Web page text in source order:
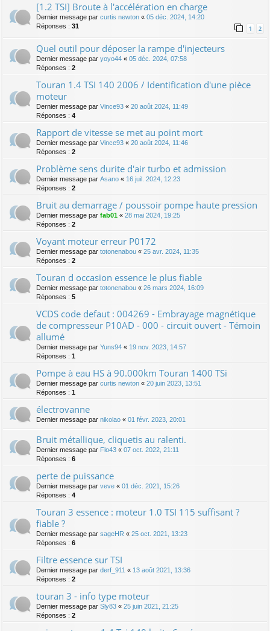
[1.2 TSI] Broute à l'accélération en charge
Dernier message par curtis newton « 05 déc. 2024, 14:20
Réponses : 31 1 2
Quel outil pour déposer la rampe d'injecteurs
Dernier message par yoyo44 « 05 déc. 2024, 07:58
Réponses : 2
Touran 1.4 TSI 140 2006 / Identification d'une pièce
moteur
Dernier message par Vince93 « 20 août 2024, 11:49
Réponses : 4
Rapport de vitesse se met au point mort
Dernier message par Vince93 « 20 août 2024, 11:46
Réponses : 2
Problème sens durite d'air turbo et admission
Dernier message par Asano « 16 juil. 2024, 12:23
Réponses : 2
Bruit au demarrage / poussoir pompe haute pression
Dernier message par fab01 « 28 mai 2024, 19:25
Réponses : 2
Voyant moteur erreur P0172
Dernier message par totonenabou « 25 avr. 2024, 11:35
Réponses : 2
Touran d occasion essence le plus fiable
Dernier message par totonenabou « 26 mars 2024, 16:09
Réponses : 5
VCDS code defaut : 004269 - Embrayage magnétique
de compresseur P10AD - 000 - circuit ouvert - Témoin
allumé
Dernier message par Yuns94 « 19 nov. 2023, 14:57
Réponses : 1
Pompe à eau HS à 90.000km Touran 1400 TSi
Dernier message par curtis newton « 20 juin 2023, 13:51
Réponses : 1
électrovanne
Dernier message par nikolao « 01 févr. 2023, 20:01
Bruit métallique, cliquetis au ralenti.
Dernier message par Flo43 « 07 oct. 2022, 21:11
Réponses : 6
perte de puissance
Dernier message par veve « 01 déc. 2021, 15:26
Réponses : 4
Touran 3 essence : moteur 1.0 TSI 115 suffisant ?
fiable ?
Dernier message par sageHR « 25 oct. 2021, 13:23
Réponses : 6
Filtre essence sur TSI
Dernier message par derf_911 « 13 août 2021, 13:36
Réponses : 2
touran 3 - info type moteur
Dernier message par Sly83 « 25 juin 2021, 21:25
Réponses : 2